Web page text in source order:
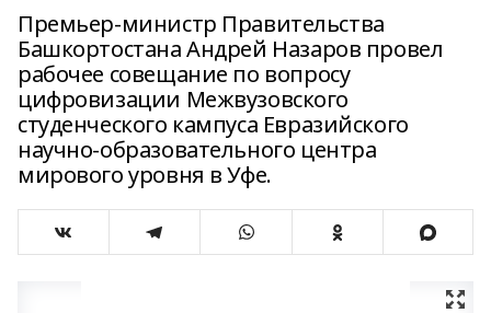
Премьер-министр Правительства
Башкортостана Андрей Назаров провел
рабочее совещание по вопросу
цифровизации Межвузовского
студенческого кампуса Евразийского
научно-образовательного центра
мирового уровня в Уфе.